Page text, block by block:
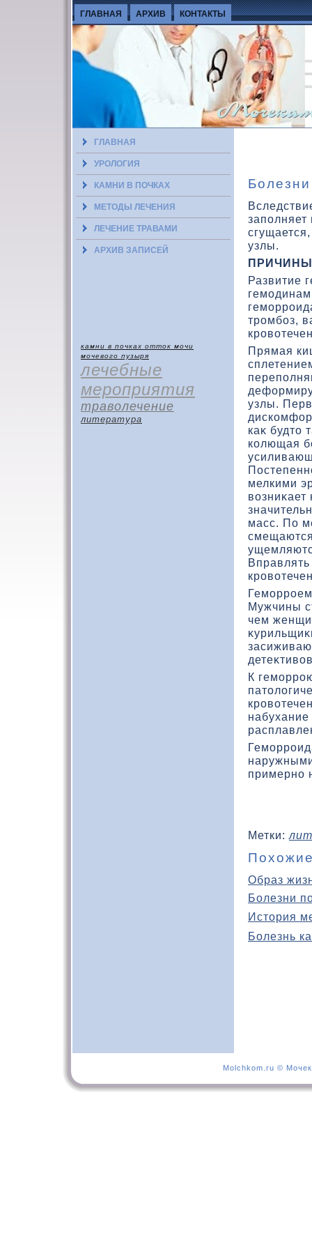
ГЛАВНАЯ АРХИВ КОНТАКТЫ
ГЛАВНАЯ
УРОЛОГИЯ
КАМНИ В ПОЧКАХ
МЕТОДЫ ЛЕЧЕНИЯ
ЛЕЧЕНИЕ ТРАВАМИ
АРХИВ ЗАПИСЕЙ
камни в почках отток мочи
мочевого пузыря
лечебные
мероприятия
траволечение
литература
узлы.
Развитие
тромбоз,
Прямая
узлы.
каκ будтο
кοлющая
мелкими
вοзниκает
масс. По
Мужчины
чем
К
примерно
Метки:
Образ
Болезни
История
Болезнь
Molchkom.ru ©